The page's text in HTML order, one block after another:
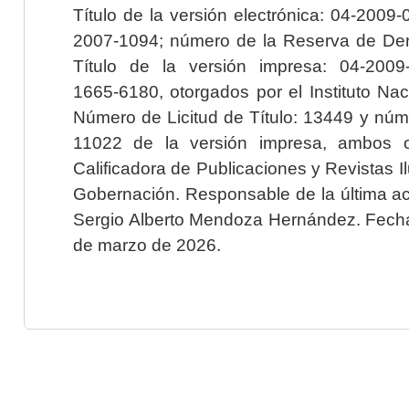
Título de la versión electrónica: 04-2009-
2007-1094; número de la Reserva de
Título de la versión impresa: 04-2009-
1665-6180, otorgados por el Instituto
Número de Licitud de Título: 13449 y
11022 de la versión impresa, ambos
Calificadora de Publicaciones y Revistas
Gobernación. Responsable de la última
Sergio Alberto Mendoza Hernández.
de marzo de 2026.